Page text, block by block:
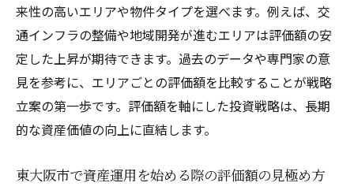
来性の高いエリアや物件タイプを選べます。例えば、交
通インフラの整備や地域開発が進むエリアは評価額の安
定した上昇が期待できます。過去のデータや専門家の意
見を参考に、エリアごとの評価額を比較することが戦略
立案の第一歩です。評価額を軸にした投資戦略は、長期
的な資産価値の向上に直結します。
東大阪市で資産運用を始める際の評価額の見極め方